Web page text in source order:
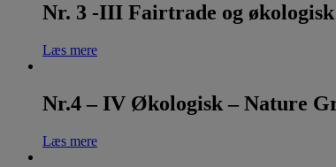
Nr. 3 -III Fairtrade og
Læs mere
Nr.4 – IV Økologisk – Nature
Læs mere